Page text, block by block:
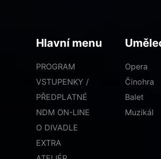
Hlavní menu
PROGRAM
VSTUPENKY /
PŘEDPLATNÉ
NDM ON-LINE
O DIVADLE
EXTRA
Opera
Činohra
Balet
Muzikál